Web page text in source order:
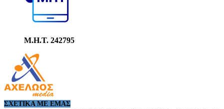
Μ.Η.Τ. 242795
ΣΧΕΤΙΚΆ ΜΕ ΕΜΆΣ